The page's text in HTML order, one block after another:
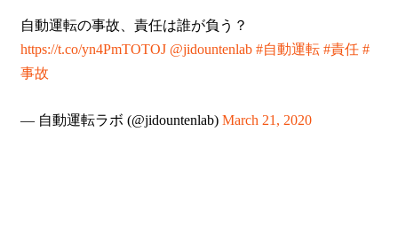
自動運転の事故、責任は誰が負う？
https://t.co/yn4PmTOTOJ @jidountenlab #自動運転 #責任 #
事故
— 自動運転ラボ (@jidountenlab) March 21, 2020